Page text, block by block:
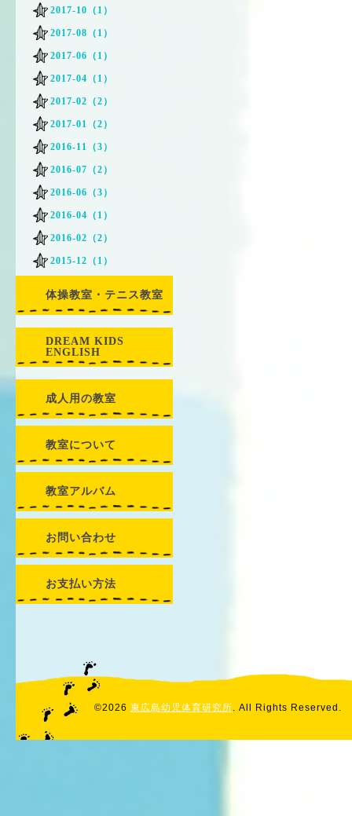
2017-10（1）
2017-08（1）
2017-06（1）
2017-04（1）
2017-02（2）
2017-01（2）
2016-11（3）
2016-07（2）
2016-06（3）
2016-04（1）
2016-02（2）
2015-12（1）
体操教室・テニス教室
DREAM KIDS
ENGLISH
成人用の教室
教室について
教室アルバム
お問い合わせ
お支払い方法
©2026 東広島幼児体育研究所. All Rights Reserved.